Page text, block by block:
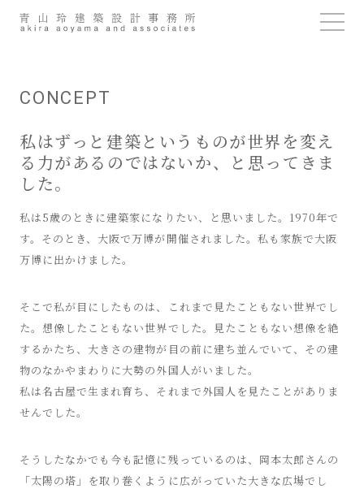
Skip
CONCEPT
私はずっと建築というものが世界を変え
る力があるのではないか、と思ってきま
した。
私は5歳のときに建築家になりたい、と思いました。1970年で
す。そのとき、大阪で万博が開催されました。私も家族で大阪
万博に出かけました。
そこで私が目にしたものは、これまで見たこともない世界でし
た。想像したこともない世界でした。見たこともない想像を絶
するかたち、大きさの建物が目の前に建ち並んでいて、その建
物のなかやまわりに大勢の外国人がいました。
私は名古屋で生まれ育ち、それまで外国人を見たことがありま
せんでした。
そうしたなかでも今も記憶に残っているのは、岡本太郎さんの
「太陽の塔」を取り巻くように広がっていた大きな広場でし